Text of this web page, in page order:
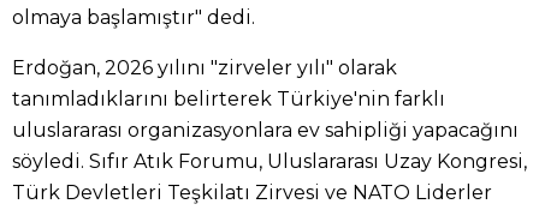
olmaya başlamıştır" dedi.
Erdoğan, 2026 yılını "zirveler yılı" olarak
tanımladıklarını belirterek Türkiye'nin farklı
uluslararası organizasyonlara ev sahipliği yapacağını
söyledi. Sıfır Atık Forumu, Uluslararası Uzay Kongresi,
Türk Devletleri Teşkilatı Zirvesi ve NATO Liderler